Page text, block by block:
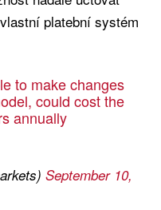
platební systém
to make changes
could cost the
annually
September 10,